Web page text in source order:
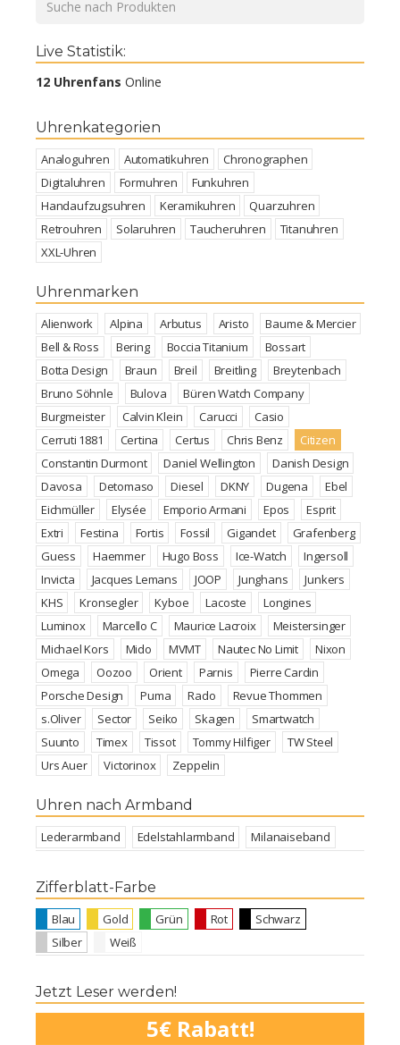
Live Statistik:
12 Uhrenfans Online
Uhrenkategorien
Analoguhren Automatikuhren
Chronographen
Digitaluhren
Formuhren
Funkuhren
Handaufzugsuhren
Keramikuhren
Quarzuhren
Retrouhren
Solaruhren Taucheruhren
Titanuhren
XXL-Uhren
Uhrenmarken
Alienwork Alpina Arbutus Aristo
Baume & Mercier
Bell & Ross
Bering Boccia Titanium
Bossart
Botta Design
Braun Breil Breitling
Breytenbach
Bruno Söhnle
Bulova
Büren Watch Company
Burgmeister
Calvin Klein Carucci
Casio
Cerruti 1881
Certina Certus Chris Benz
Citizen
Constantin Durmont
Daniel Wellington
Danish Design
Davosa
Detomaso Diesel DKNY Dugena
Ebel
Eichmüller
Elysée Emporio Armani Epos
Esprit
Extri
Festina Fortis Fossil Gigandet
Grafenberg
Guess
Haemmer Hugo Boss Ice-Watch
Ingersoll
Invicta
Jacques Lemans JOOP Junghans
Junkers
KHS
Kronsegler Kyboe Lacoste
Longines
Luminox
Marcello C Maurice Lacroix
Meistersinger
Michael Kors
Mido MVMT Nautec No Limit
Nixon
Omega
Oozoo Orient Parnis
Pierre Cardin
Porsche Design
Puma Rado
Revue Thommen
s.Oliver
Sector Seiko Skagen
Smartwatch
Suunto
Timex Tissot Tommy Hilfiger
TW Steel
Urs Auer
Victorinox Zeppelin
Uhren nach Armband
Lederarmband Edelstahlarmband Milanaiseband
Zifferblatt-Farbe
Blau Gold Grün Rot
Schwarz
Silber
Weiß
Jetzt Leser werden!
5€ Rabatt!